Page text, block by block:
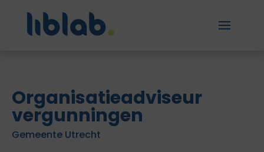
Organisatieadviseur
vergunningen
Gemeente Utrecht